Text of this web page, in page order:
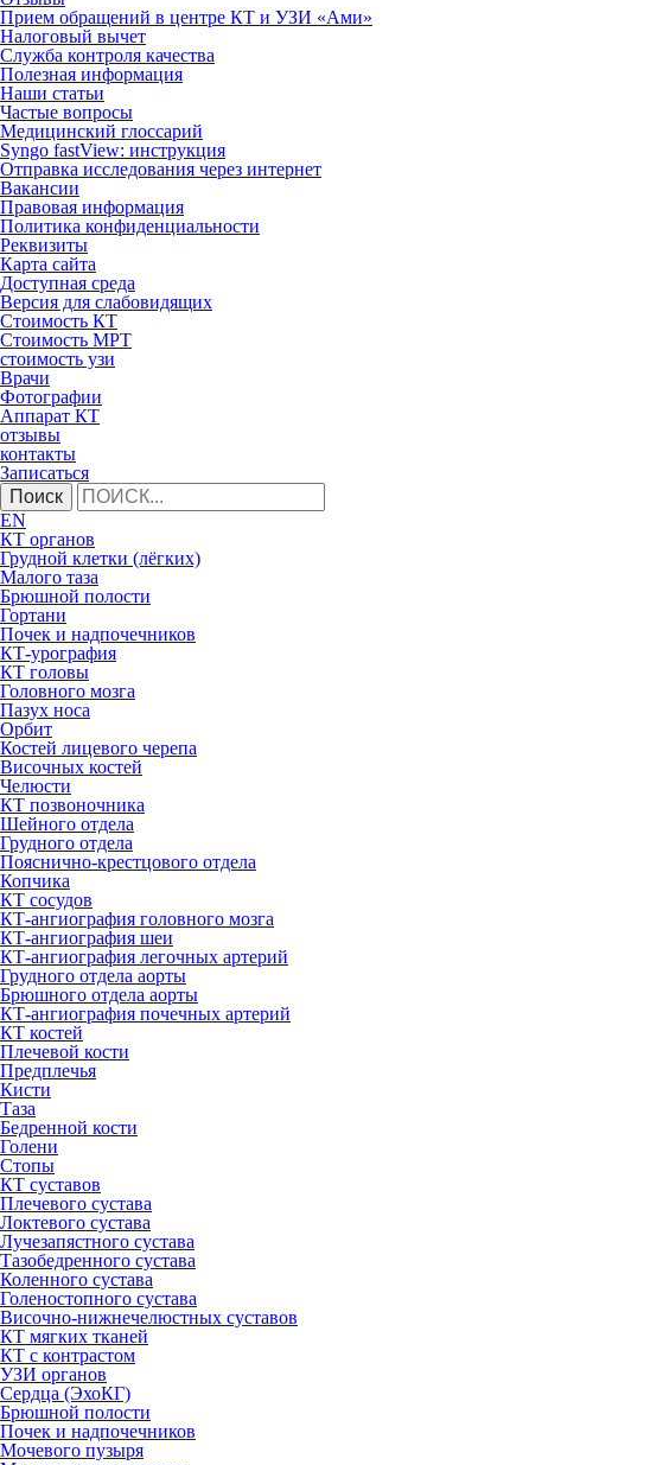
Прием обращений в центре КТ и УЗИ «Ами»
Налоговый вычет
Служба контроля качества
Полезная информация
Наши статьи
Частые вопросы
Медицинский глоссарий
Syngo fastView: инструкция
Отправка исследования через интернет
Вакансии
Правовая информация
Политика конфиденциальности
Реквизиты
Карта сайта
Доступная среда
Версия для слабовидящих
Стоимость КТ
Стоимость МРТ
стоимость узи
Врачи
Фотографии
Аппарат КТ
отзывы
контакты
Записаться
Поиск
EN
КТ органов
Грудной клетки (лёгких)
Малого таза
Брюшной полости
Гортани
Почек и надпочечников
КТ-урография
КТ головы
Головного мозга
Пазух носа
Орбит
Костей лицевого черепа
Височных костей
Челюсти
КТ позвоночника
Шейного отдела
Грудного отдела
Пояснично-крестцового отдела
Копчика
КТ сосудов
КТ-ангиография головного мозга
КТ-ангиография шеи
КТ-ангиография легочных артерий
Грудного отдела аорты
Брюшного отдела аорты
КТ-ангиография почечных артерий
КТ костей
Плечевой кости
Предплечья
Кисти
Таза
Бедренной кости
Голени
Стопы
КТ суставов
Плечевого сустава
Локтевого сустава
Лучезапястного сустава
Тазобедренного сустава
Коленного сустава
Голеностопного сустава
Височно-нижнечелюстных суставов
КТ мягких тканей
КТ с контрастом
УЗИ органов
Сердца (ЭхоКГ)
Брюшной полости
Почек и надпочечников
Мочевого пузыря